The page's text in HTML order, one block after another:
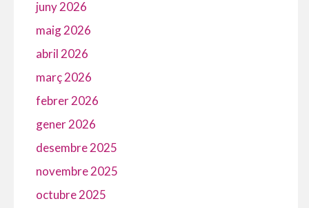
juny 2026
maig 2026
abril 2026
març 2026
febrer 2026
gener 2026
desembre 2025
novembre 2025
octubre 2025